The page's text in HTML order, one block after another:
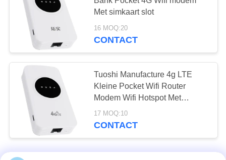
USB-
Hubbasisstation
18
Met simkaart slot
16 MOQ:20
CONTACT
Tuoshi Manufacture 4g LTE
Kleine Pocket Wifi Router
Modem Wifi Hotspot Met
Simkaart
17 MOQ:10
CONTACT